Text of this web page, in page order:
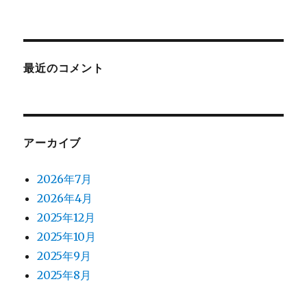
最近のコメント
アーカイブ
2026年7月
2026年4月
2025年12月
2025年10月
2025年9月
2025年8月